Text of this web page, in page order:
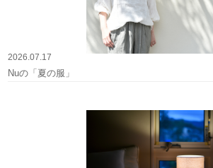
2026.07.17
Nuの「夏の服」